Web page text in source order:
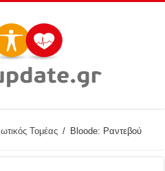
Τομέας / Bloode: Ραντεβού